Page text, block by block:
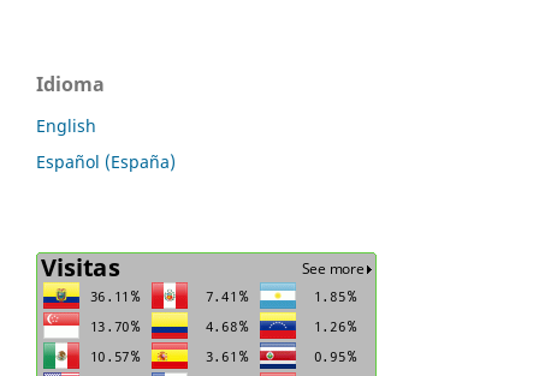
Idioma
English
Español (España)